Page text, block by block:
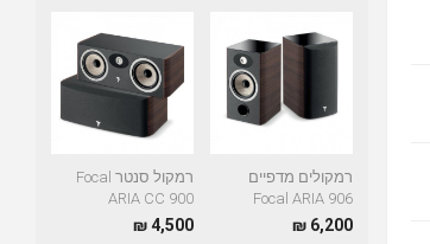
רמקולים מדפיים
Focal ARIA 906
6,200 ₪
רמקול סנטר Focal
ARIA CC 900
4,500 ₪